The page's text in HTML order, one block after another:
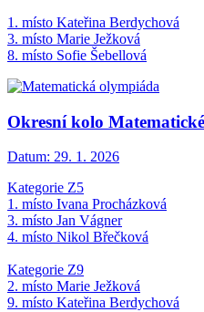
1. místo Kateřina Berdychová
3. místo Marie Ježková
8. místo Sofie Šebellová
Okresní kolo
Datum: 29. 1. 2026
Kategorie Z5
1. místo Ivana Procházková
3. místo Jan Vágner
4. místo Nikol Břečková
Kategorie Z9
2. místo Marie Ježková
9. místo Kateřina Berdychová